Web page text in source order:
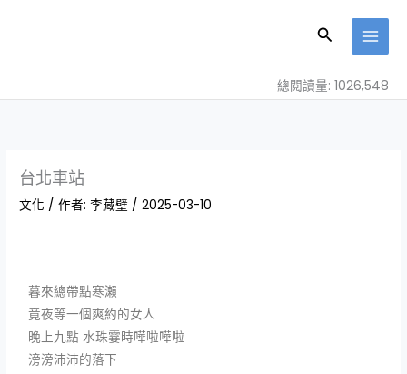
內
搜
總閱讀量: 1026,548
台北車站
文化 / 作者:李藏𤩹 /2025-03-10
暮來總帶點寒瀨
竟夜等一個爽約的女人
晚上九點 水珠霎時嘩啦嘩啦
滂滂沛沛的落下